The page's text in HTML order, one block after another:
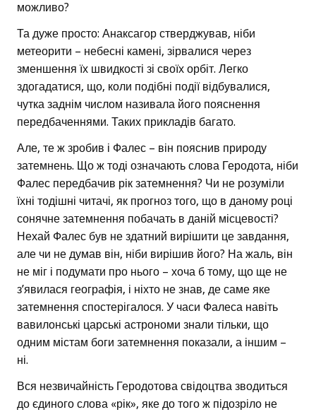
можливо?
Та дуже просто: Анаксагор стверджував, ніби
метеорити – небесні камені, зірвалися через
зменшення їх швидкості зі своїх орбіт. Легко
здогадатися, що, коли подібні події відбувалися,
чутка заднім числом називала його пояснення
передбаченнями. Таких прикладів багато.
Але, те ж зробив і Фалес – він пояснив природу
затемнень. Що ж тоді означають слова Геродота, ніби
Фалес передбачив рік затемнення? Чи не розуміли
їхні тодішні читачі, як прогноз того, що в даному році
сонячне затемнення побачать в даній місцевості?
Нехай Фалес був не здатний вирішити це завдання,
але чи не думав він, ніби вирішив його? На жаль, він
не міг і подумати про нього – хоча б тому, що ще не
з’явилася географія, і ніхто не знав, де саме яке
затемнення спостерігалося. У часи Фалеса навіть
вавилонські царські астрономи знали тільки, що
одним містам боги затемнення показали, а іншим –
ні.
Вся незвичайність Геродотова свідоцтва зводиться
до єдиного слова «рік», яке до того ж підозріло не